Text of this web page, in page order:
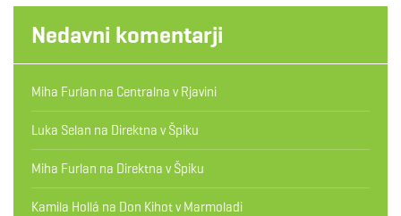
Nedavni komentarji
Miha Furlan na Centralna v Rjavini
Luka Selan na Direktna v Špiku
Miha Furlan na Direktna v Špiku
Kamila Hollá na Don Kihot v Marmoladi